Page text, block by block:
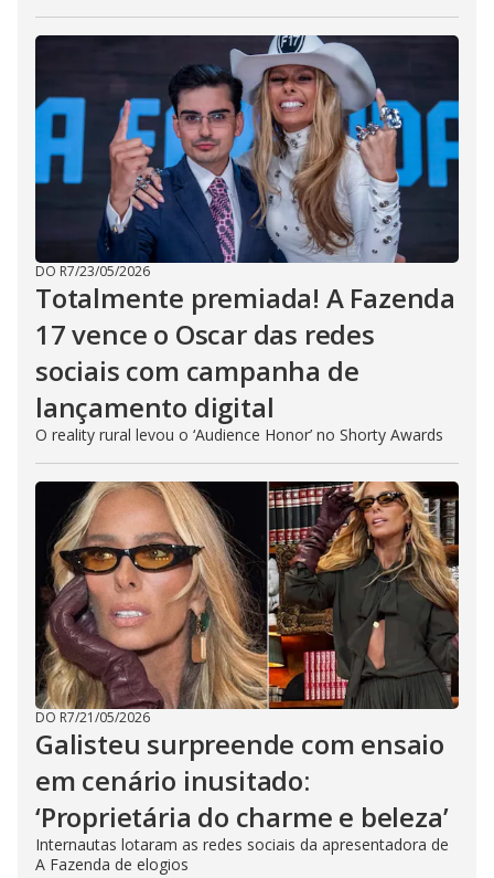
DO R7/23/05/2026
Totalmente premiada! A Fazenda
17 vence o Oscar das redes
sociais com campanha de
lançamento digital
O reality rural levou o ‘Audience Honor’ no Shorty Awards
DO R7/21/05/2026
Galisteu surpreende com ensaio
em cenário inusitado:
‘Proprietária do charme e beleza’
Internautas lotaram as redes sociais da apresentadora de
A Fazenda de elogios